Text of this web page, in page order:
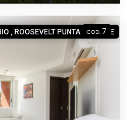
, ROOSEVELT PUNTA DEL ESTE
COD. 7